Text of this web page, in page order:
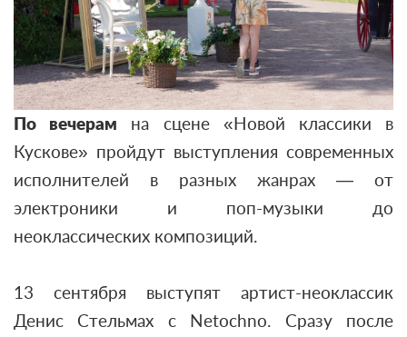
По вечерам на сцене «Новой классики в
Кускове» пройдут выступления современных
исполнителей в разных жанрах — от
электроники и поп-музыки до
неоклассических композиций.
13 сентября выступят артист-неоклассик
Денис Стельмах с Netochno. Сразу после